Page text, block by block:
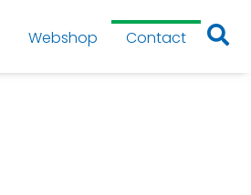
Webshop Contact